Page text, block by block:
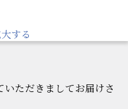
する
ただきましてお届けさ